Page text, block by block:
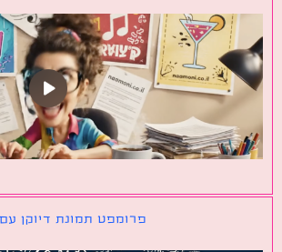
פרומפט תמונת דיוקן עם משפט